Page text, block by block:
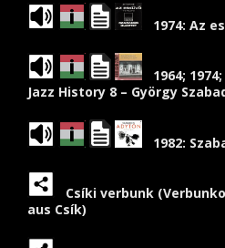
1974: Az
1964;
Jazz History 8 – György
1982:
Csíki verbunk
aus Csík)